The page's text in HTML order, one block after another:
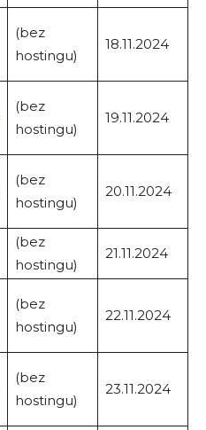
(bez
hostingu)
18.11.2024
(bez
hostingu)
19.11.2024
(bez
hostingu)
20.11.2024
(bez
hostingu)
21.11.2024
(bez
hostingu)
22.11.2024
(bez
hostingu)
23.11.2024